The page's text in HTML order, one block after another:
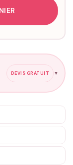
DEVIS GRATUIT ▼
la demande